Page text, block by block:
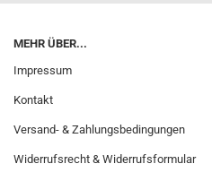
MEHR ÜBER...
Impressum
Kontakt
Versand- & Zahlungsbedingungen
Widerrufsrecht & Widerrufsformular